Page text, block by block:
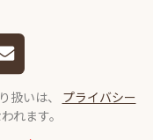
扱いは、 プライバシー
れます。